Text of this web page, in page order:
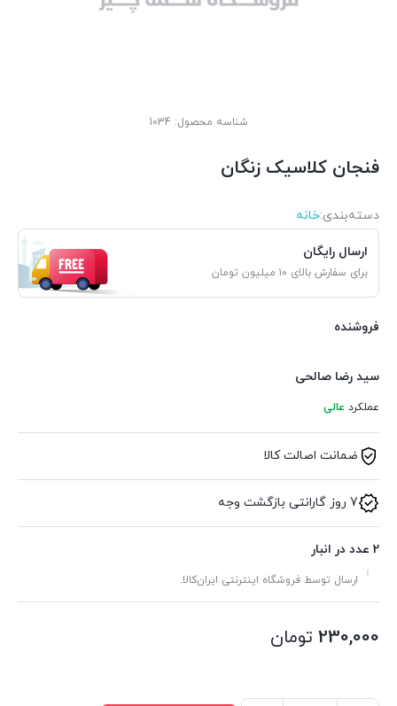
شناسه محصول: 1034
فنجان کلاسیک زنگان
دسته‌بندی‌:خانه
ارسال رایگان
برای سفارش بالای ۱۰ میلیون تومان
فروشنده
سید رضا صالحی
عملکرد عالی
ضمانت اصالت کالا
7 روز گارانتی بازگشت وجه
2 عدد در انبار
ارسال توسط فروشگاه اینترنتی ایران‌کالا.
230,000 تومان